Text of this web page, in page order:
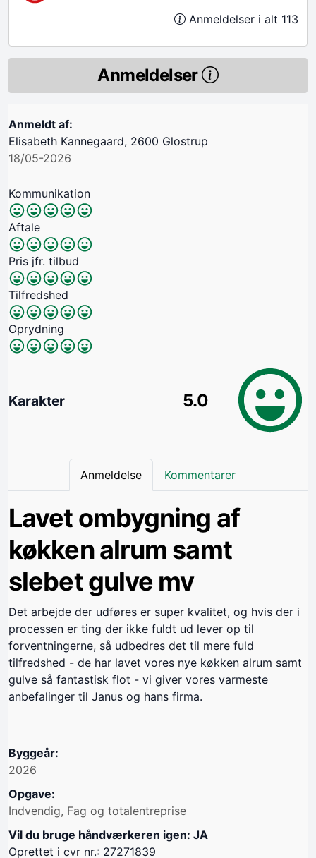
Anmeldelser i alt 113
Anmeldelser
Anmeldt af:
Elisabeth Kannegaard, 2600 Glostrup
18/05-2026
Kommunikation
Aftale
Pris jfr. tilbud
Tilfredshed
Oprydning
Karakter 5.0
Anmeldelse Kommentarer
Lavet ombygning af
køkken alrum samt
slebet gulve mv
Det arbejde der udføres er super kvalitet, og hvis der i
processen er ting der ikke fuldt ud lever op til
forventningerne, så udbedres det til mere fuld
tilfredshed - de har lavet vores nye køkken alrum samt
gulve så fantastisk flot - vi giver vores varmeste
anbefalinger til Janus og hans firma.
Byggeår:
2026
Opgave:
Indvendig, Fag og totalentreprise
Vil du bruge håndværkeren igen: JA
Oprettet i cvr nr.: 27271839